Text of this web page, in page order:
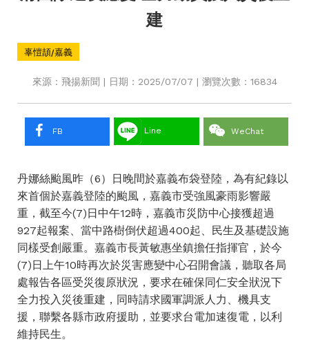
建
辜愷頡/嘉義
來源：飛揚新聞 | 日期：2025/07/07 | 瀏覽次數：16834
FB Line WeChat
丹娜絲颱風昨（6）日晚間於嘉義布袋登陸，為有紀錄以
來首個於嘉義登陸的颱風，嘉義市受強風豪雨影響嚴
重，截至今(7)日中午12時，嘉義市災防中心接獲超過
927起報案、當中路樹倒伏超過400起、民生及基礎設施
同樣受創嚴重。嘉義市長黃敏惠坐鎮擔任指揮官，於今
(7)日上午10時再次於災害應變中心召開會議，聽取各局
處報告各區受災復原狀況，要求在確保同仁安全狀況下
全力投入災後重建，同時請求國軍調派人力、機具支
援，聯繫各縣市政府援助，並要求台電加速復電，以利
維持民生。